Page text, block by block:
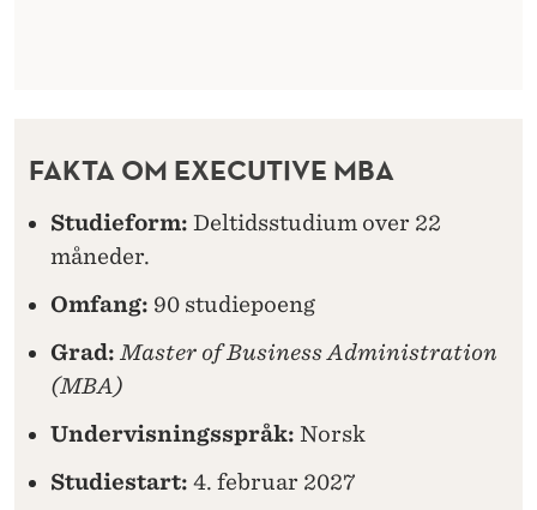
FAKTA OM EXECUTIVE MBA
Studieform: Deltidsstudium over 22
måneder.
Omfang: 90 studiepoeng
Grad: Master of Business Administration
(MBA)
Undervisningsspråk: Norsk
Studiestart: 4. februar 2027